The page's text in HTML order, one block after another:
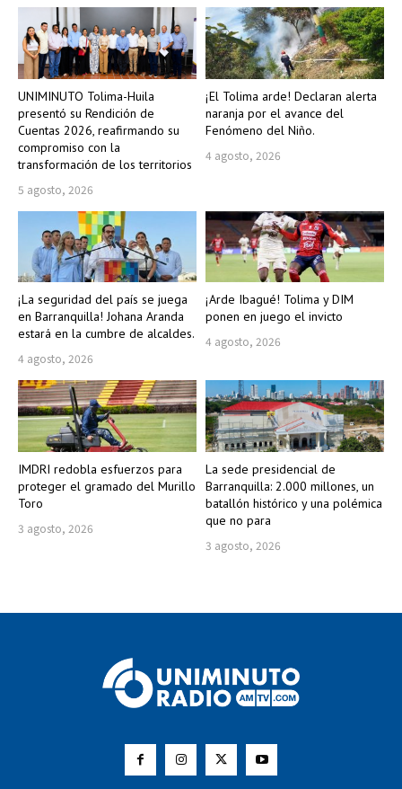
UNIMINUTO Tolima-Huila
presentó su Rendición de
Cuentas 2026, reafirmando su
compromiso con la
transformación de los territorios
5 agosto, 2026
¡El Tolima arde! Declaran alerta
naranja por el avance del
Fenómeno del Niño.
4 agosto, 2026
¡La seguridad del país se juega
en Barranquilla! Johana Aranda
estará en la cumbre de alcaldes.
4 agosto, 2026
¡Arde Ibagué! Tolima y DIM
ponen en juego el invicto
4 agosto, 2026
IMDRI redobla esfuerzos para
proteger el gramado del Murillo
Toro
3 agosto, 2026
La sede presidencial de
Barranquilla: 2.000 millones, un
batallón histórico y una polémica
que no para
3 agosto, 2026